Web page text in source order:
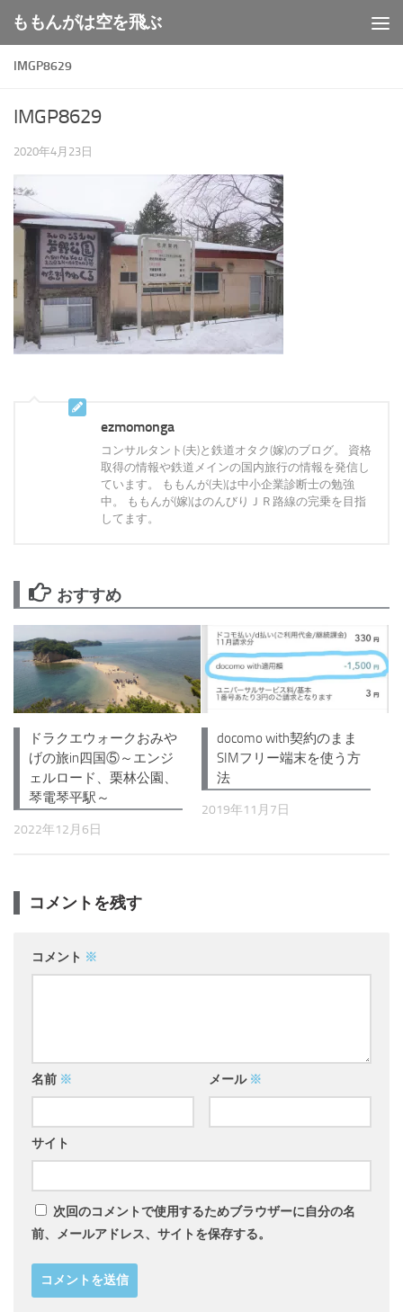
コンテンツへスキップ
ももんがは空を飛ぶ
IMGP8629
IMGP8629
2020年4月23日
ezmomonga
コンサルタント(夫)と鉄道オタク(嫁)のブログ。 資格
取得の情報や鉄道メインの国内旅行の情報を発信し
ています。 ももんが(夫)は中小企業診断士の勉強
中。 ももんが(嫁)はのんびりＪＲ路線の完乗を目指
してます。
おすすめ
ドラクエウォークおみや
げの旅in四国⑤～エンジ
ェルロード、栗林公園、
琴電琴平駅～
2022年12月6日
docomo with契約のまま
SIMフリー端末を使う方
法
2019年11月7日
コメントを残す
コメント ※
名前 ※ メール ※
サイト
次回のコメントで使用するためブラウザーに自分の名
前、メールアドレス、サイトを保存する。